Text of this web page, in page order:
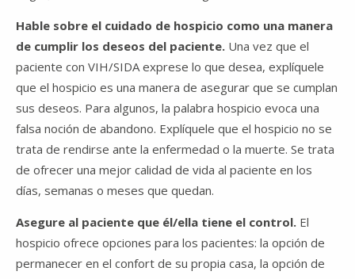
Hable sobre el cuidado de hospicio como una manera
de cumplir los deseos del paciente. Una vez que el
paciente con VIH/SIDA exprese lo que desea, explíquele
que el hospicio es una manera de asegurar que se cumplan
sus deseos. Para algunos, la palabra hospicio evoca una
falsa noción de abandono. Explíquele que el hospicio no se
trata de rendirse ante la enfermedad o la muerte. Se trata
de ofrecer una mejor calidad de vida al paciente en los
días, semanas o meses que quedan.
Asegure al paciente que él/ella tiene el control. El
hospicio ofrece opciones para los pacientes: la opción de
permanecer en el confort de su propia casa, la opción de